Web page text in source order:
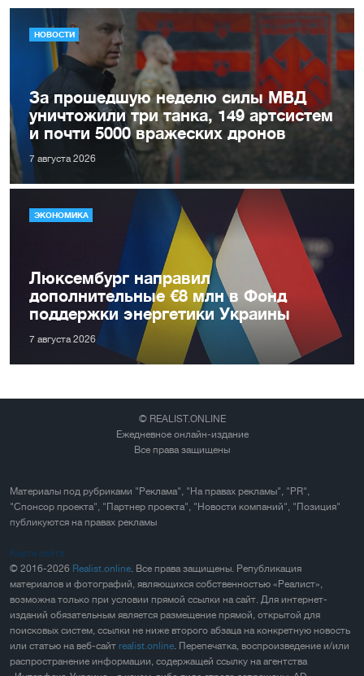
НОВОСТИ
За прошедшую неделю силы МВД
уничтожили три танка, 149 артсистем
и почти 5000 вражеских дронов
7 августа 2026
ЭКОНОМИКА
Люксембург направил
дополнительные €8 млн в Фонд
поддержки энергетики Украины
7 августа 2026
© REALIST.ONLINE
Ежедневное онлайн-издание
Все права защищены
Материалы под рубриками "Реклама", "На правах рекламы", "PR",
"Спонсор проекта", "Партнер проекта", "Новости компаний", "Позиция"
публикуются на правах рекламы
Карта сайта
© 2016-2026 Realist.online. Все права защищены. Републикация
материалов и фотографий, являющихся собственностью «Реалист»,
возможна только при условии прямой ссылки на сайт. Для интернет-
изданий обязательным является размещение прямой, открытой для
поисковых систем, ссылки не ниже второго абзаца на конкретную новость
или статью на веб-сайт realist.online. Перепечатка, воспроизведение и/или
распространение информации, содержащей ссылку на агентства